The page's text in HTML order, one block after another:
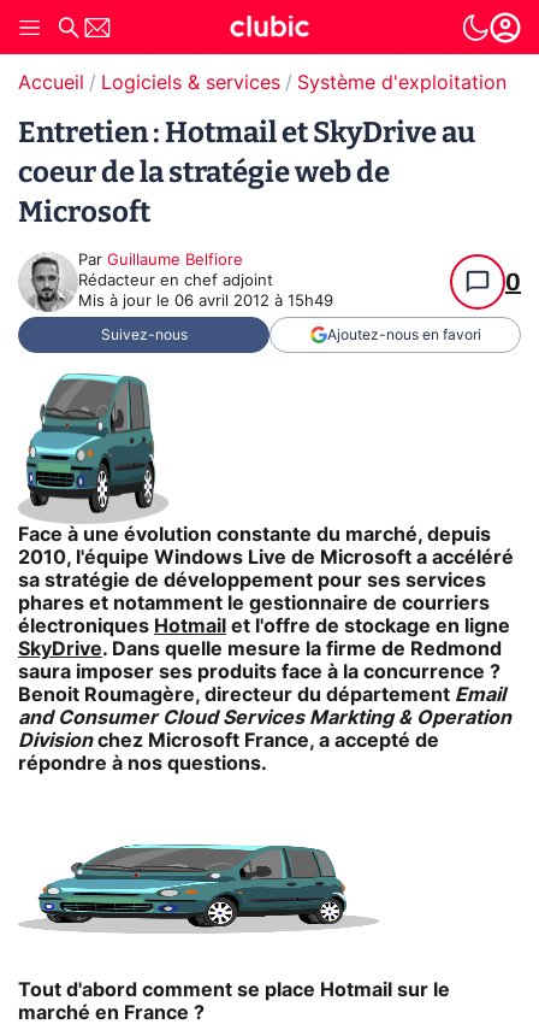
Accueil Logiciels & services Système d'exploitation
Entretien : Hotmail et SkyDrive au
coeur de la stratégie web de
Microsoft
Par Guillaume Belfiore
Rédacteur en chef adjoint
Mis à jour le 06 avril 2012 à 15h49
0
Suivez-nous Ajoutez-nous en favori
Face à une évolution constante du marché, depuis
2010, l'équipe Windows Live de Microsoft a accéléré
sa stratégie de développement pour ses services
phares et notamment le gestionnaire de courriers
électroniques Hotmail et l'offre de stockage en ligne
SkyDrive. Dans quelle mesure la firme de Redmond
saura imposer ses produits face à la concurrence ?
Benoit Roumagère, directeur du département Email
and Consumer Cloud Services Markting & Operation
Divisionchez Microsoft France, a accepté de
répondre à nos questions.
Tout d'abord comment se place Hotmail sur le
marché en France ?